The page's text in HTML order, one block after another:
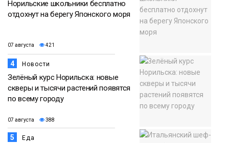
Норильские школьники бесплатно
отдохнут на берегу Японского моря
07 августа 421
4 Новости
Зелёный курс Норильска: новые
скверы и тысячи растений появятся
по всему городу
07 августа 388
5 Еда